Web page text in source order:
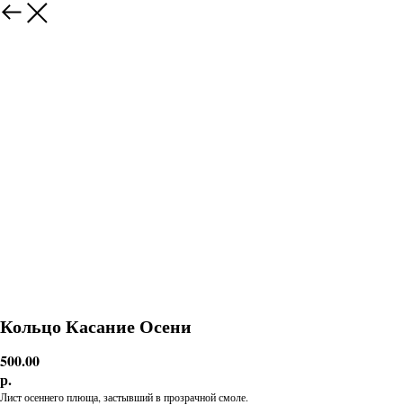
Кольцо Касание Осени
500.00
р.
Лист осеннего плюща, застывший в прозрачной смоле.